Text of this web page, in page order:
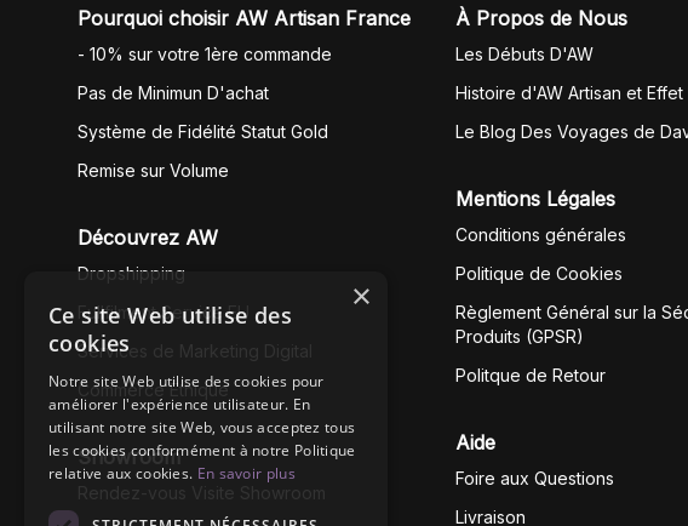
Pourquoi choisir AW Artisan France
- 10% sur votre 1ère commande
Pas de Minimun D'achat
Système de Fidélité Statut Gold
Remise sur Volume
Découvrez AW
Dropshipping
Fullfilment Service EU
Services de Marketing Digital
Commerce Éthique
Showroom
À Propos de Nous
Les Débuts D'AW
Histoire d'AW Artisan et Effet
Le Blog Des Voyages de
Mentions Légales
Conditions générales
Politique de Cookies
Règlement Général sur la
Produits (GPSR)
Politque de Retour
Aide
Foire aux Questions
Livraison
×
Ce site Web utilise des
cookies
Notre site Web utilise des cookies pour
améliorer l'expérience utilisateur. En
utilisant notre site Web, vous acceptez tous
les cookies conformément à notre Politique
relative aux cookies. En savoir plus